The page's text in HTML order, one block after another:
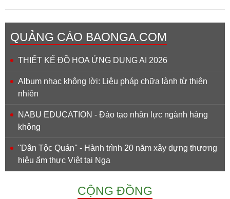
QUẢNG CÁO BAONGA.COM
THIẾT KẾ ĐỒ HỌA ỨNG DỤNG AI 2026
Album nhạc không lời: Liệu pháp chữa lành từ thiên
nhiên
NABU EDUCATION - Đào tạo nhân lực ngành hàng
không
''Dân Tộc Quán'' - Hành trình 20 năm xây dựng thương
hiệu ẩm thực Việt tại Nga
CỘNG ĐỒNG